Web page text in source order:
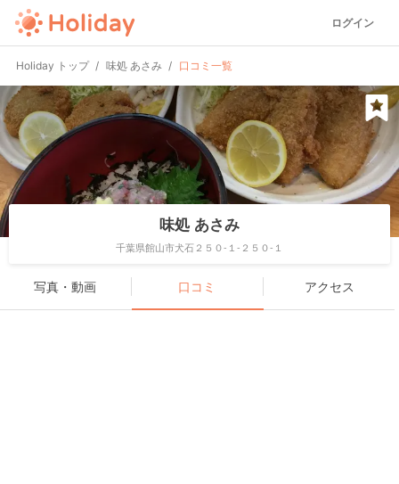
ログイン
Holiday トップ 味処 あさみ 口コミ一覧
味処 あさみ
千葉県館山市犬石２５０-１-２５０-１
写真・動画 口コミ アクセス